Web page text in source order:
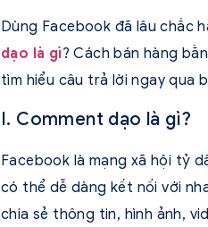
Dùng Facebook đã lâu chắc
dạo là gì? Cách bán hàng
tìm hiểu câu trả lời ngay qua
I. Comment dạo là gì?
Facebook là mạng xã hội tỷ
có thể dễ dàng kết nối với
chia sẻ thông tin, hình ảnh,